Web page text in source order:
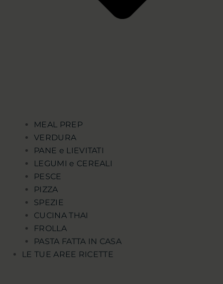
MEAL PREP
VERDURA
PANE e LIEVITATI
LEGUMI e CEREALI
PESCE
PIZZA
SPEZIE
CUCINA THAI
FROLLA
PASTA FATTA IN CASA
LE TUE AREE RICETTE